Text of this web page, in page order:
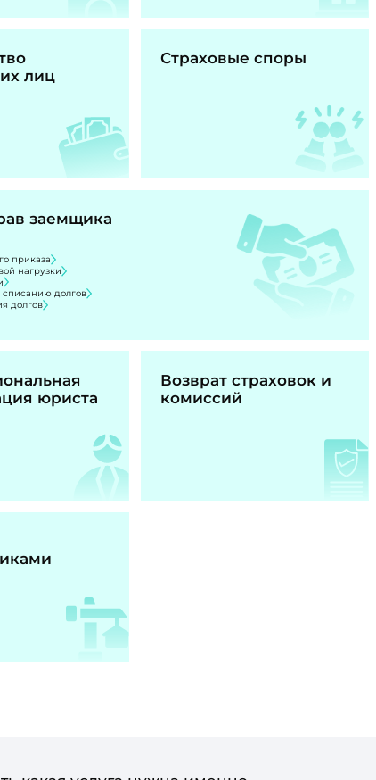
лиц
Страховые споры
заемщика
приказа
нагрузки
списанию долгов
долгов
юриста
Возврат страховок и
комиссий